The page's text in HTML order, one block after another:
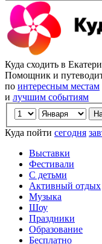
Куда сходить в
Помощник и
по интересным местам
и лучшим событиям
Куда пойти сегодня
Выставки
Фестивали
С детьми
Активный отдых
Музыка
Шоу
Праздники
Образование
Бесплатно